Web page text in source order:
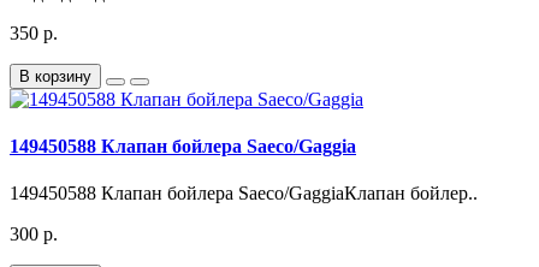
350 р.
В корзину
149450588 Клапан бойлера Saeco/Gaggia
149450588 Клапан бойлера Saeco/GaggiaКлапан бойлер..
300 р.